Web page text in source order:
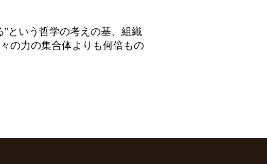
という哲学の考えの基、組織
の力の集合体よりも何倍もの